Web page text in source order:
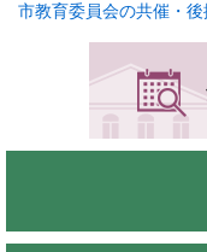
市教育委員会の共催・後